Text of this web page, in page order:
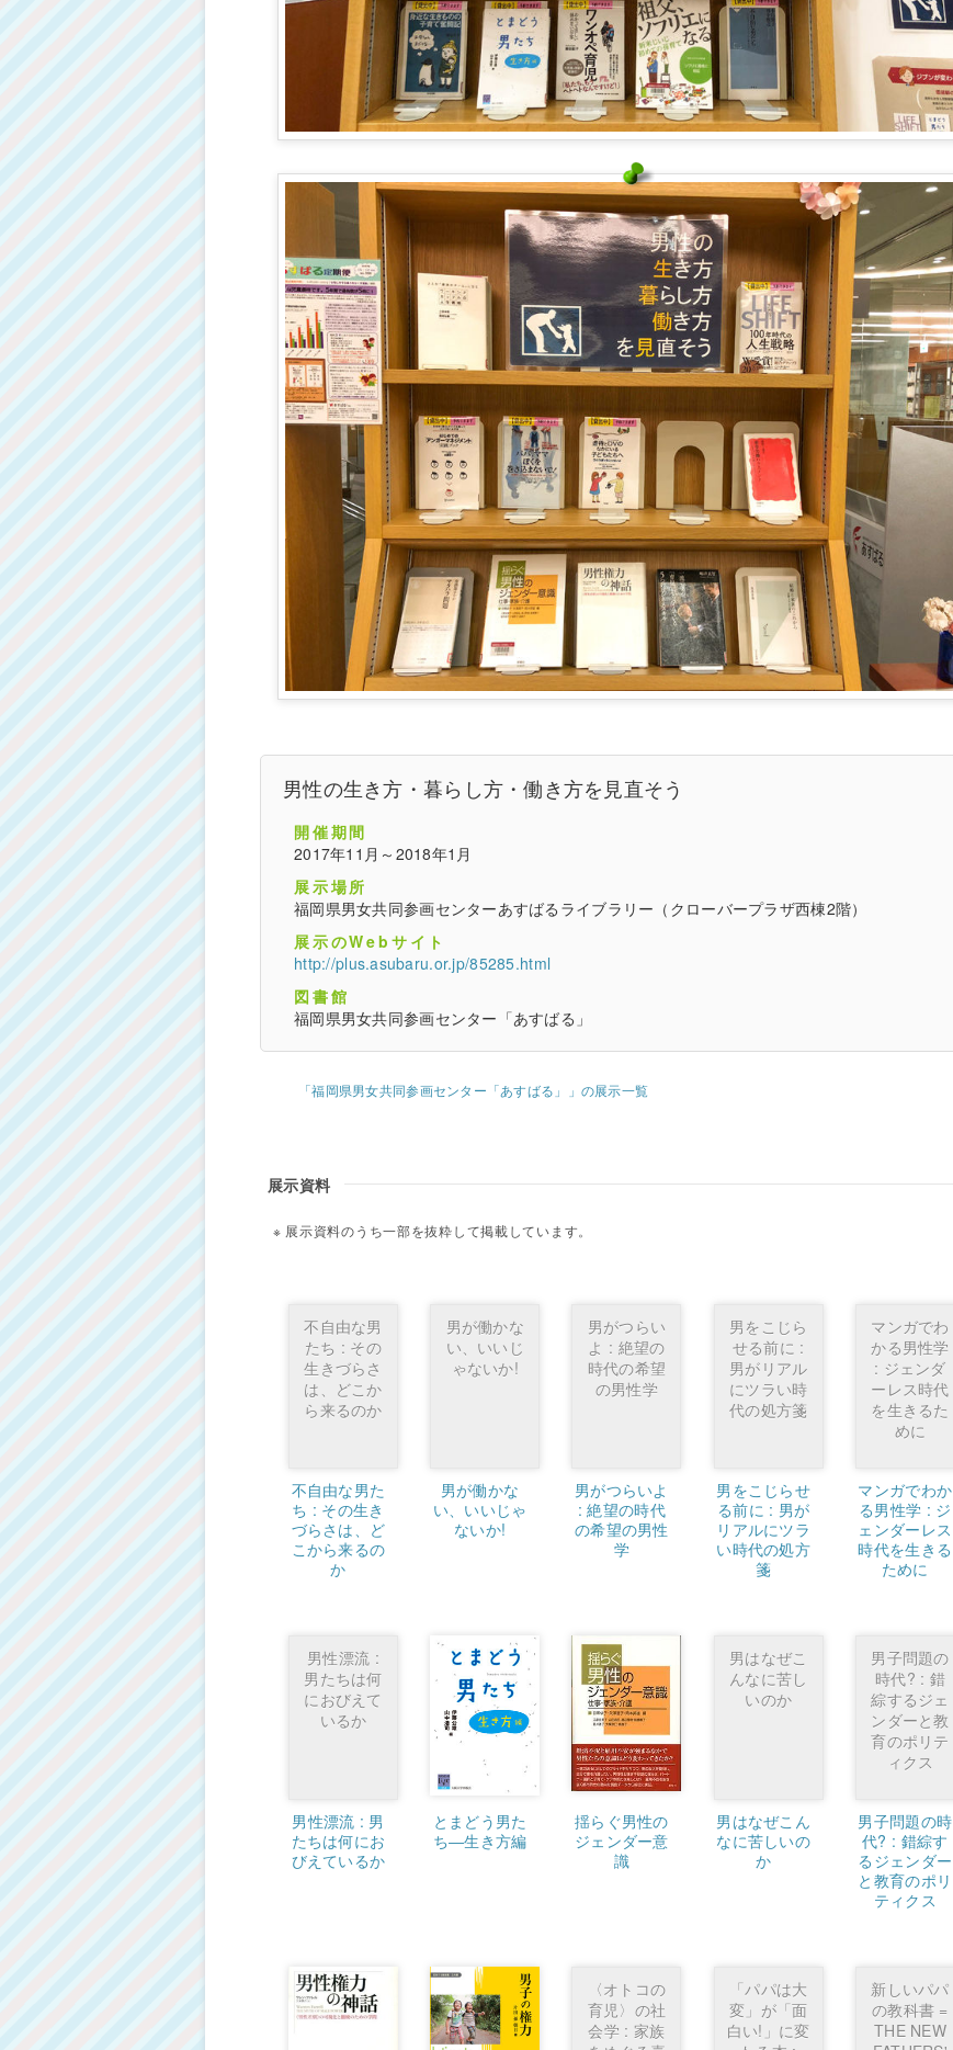
男性の生き方・暮らし方・働き方を見直そう
開催期間
2017年11月～2018年1月
展示場所
福岡県男女共同参画センターあすばるライブラリー（クローバープラザ西棟2階）
展示のWebサイト
http://plus.asubaru.or.jp/85285.html
図書館
福岡県男女共同参画センター「あすばる」
「福岡県男女共同参画センター「あすばる」」の展示一覧
展示資料
展示資料のうち一部を抜粋して掲載しています。
不自由な男
たち : その
生きづらさ
は、どこか
ら来るのか
不自由な男た
ち : その生き
づらさは、ど
こから来るの
か
男が働かな
い、いいじ
ゃないか!
男が働かな
い、いいじゃ
ないか!
男がつらい
よ : 絶望の
時代の希望
の男性学
男がつらいよ
: 絶望の時代
の希望の男性
学
男をこじら
せる前に :
男がリアル
にツラい時
代の処方箋
男をこじらせ
る前に : 男が
リアルにツラ
い時代の処方
箋
マンガでわ
かる男性学
: ジェンダ
ーレス時代
を生きるた
めに
マンガでわか
る男性学 : ジ
ェンダーレス
時代を生きる
ために
男性漂流 :
男たちは何
におびえて
いるか
男性漂流 : 男
たちは何にお
びえているか
とまどう男た
ち―生き方編
揺らぐ男性の
ジェンダー意
識
男はなぜこ
んなに苦し
いのか
男はなぜこん
なに苦しいの
か
男子問題の
時代? : 錯
綜するジェ
ンダーと教
育のポリテ
ィクス
男子問題の時
代? : 錯綜す
るジェンダー
と教育のポリ
ティクス
〈オトコの
育児〉の社
会学 : 家族
「パパは大
変」が「面
白い!」に変
新しいパパ
の教科書 =
THE NEW